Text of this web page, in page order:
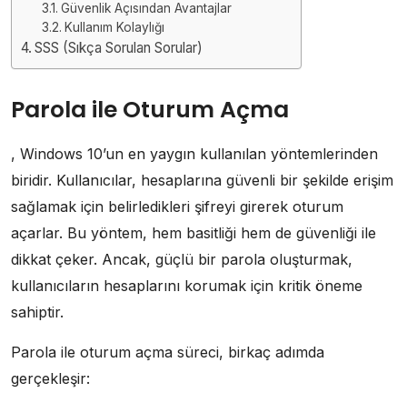
Güvenlik Açısından Avantajlar
Kullanım Kolaylığı
SSS (Sıkça Sorulan Sorular)
Parola ile Oturum Açma
, Windows 10’un en yaygın kullanılan yöntemlerinden
biridir. Kullanıcılar, hesaplarına güvenli bir şekilde erişim
sağlamak için belirledikleri şifreyi girerek oturum
açarlar. Bu yöntem, hem basitliği hem de güvenliği ile
dikkat çeker. Ancak, güçlü bir parola oluşturmak,
kullanıcıların hesaplarını korumak için kritik öneme
sahiptir.
Parola ile oturum açma süreci, birkaç adımda
gerçekleşir: